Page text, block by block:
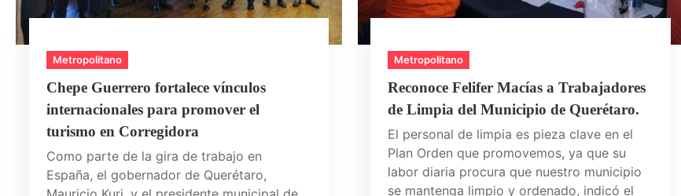
Metropolitano
Chepe Guerrero fortalece vínculos
internacionales para promover el
turismo en Corregidora
Como parte de la gira de trabajo en
España, el gobernador de Querétaro,
Metropolitano
Reconoce Felifer Macías a Trabajadores
de Limpia del Municipio de Querétaro.
El personal de limpia es pieza clave en el
Plan Orden que promovemos, ya que su
labor diaria procura que nuestro municipio
se mantenga limpio y ordenado, indicó el